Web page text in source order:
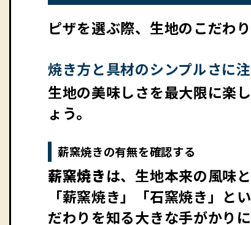
ピザを選ぶ際、生地のこだわ
焼き方と具材のシンプルさに
生地の美味しさを最大限に楽
ょう。
薪窯焼きの有無を確認する
薪窯焼きは、生地本来の風味
「薪窯焼き」「石窯焼き」と
だわりを知る大きな手がかりに